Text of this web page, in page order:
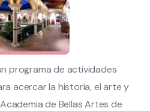
programa de actividades
acercar la historia, el arte y
de Bellas Artes de